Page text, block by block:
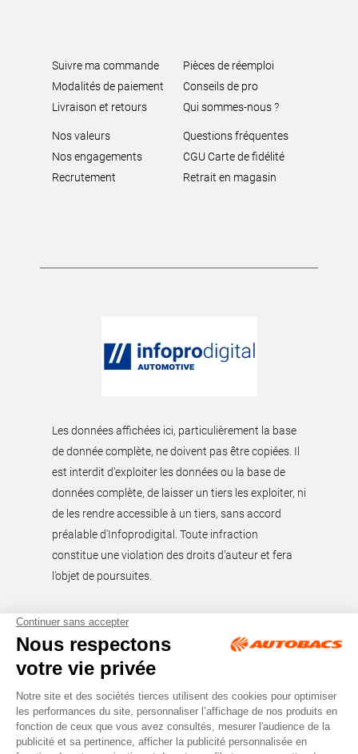
Suivre ma commande
Modalités de paiement
Livraison et retours
Pièces de réemploi
Conseils de pro
Qui sommes-nous ?
Nos valeurs
Nos engagements
Recrutement
Questions fréquentes
CGU Carte de fidélité
Retrait en magasin
Les données affichées ici, particulièrement la base
de donnée complète, ne doivent pas être copiées. Il
est interdit d’exploiter les données ou la base de
données complète, de laisser un tiers les exploiter, ni
de les rendre accessible à un tiers, sans accord
préalable d'Infoprodigital. Toute infraction
constitue une violation des droits d’auteur et fera
l’objet de poursuites.
Tous droits réservés © Autobacs